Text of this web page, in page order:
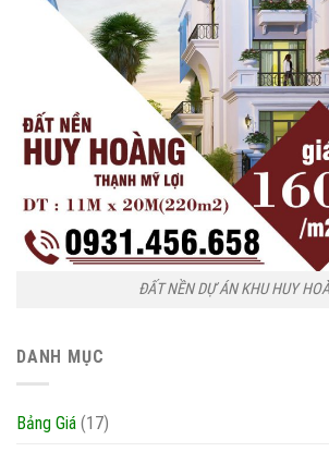
ĐẤT NỀN DỰ ÁN KHU HUY
DANH MỤC
Bảng Giá (17)